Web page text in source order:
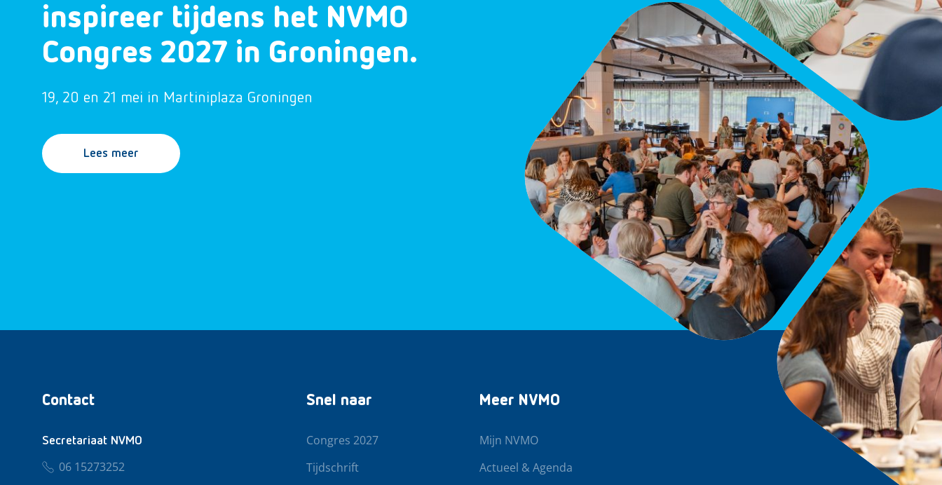
inspireer tijdens het NVMO
Congres 2027 in Groningen.
19, 20 en 21 mei in Martiniplaza Groningen
Lees meer
Contact
Secretariaat NVMO
06 15273252
Snel naar
Congres 2027
Tijdschrift
Meer NVMO
Mijn NVMO
Actueel & Agenda